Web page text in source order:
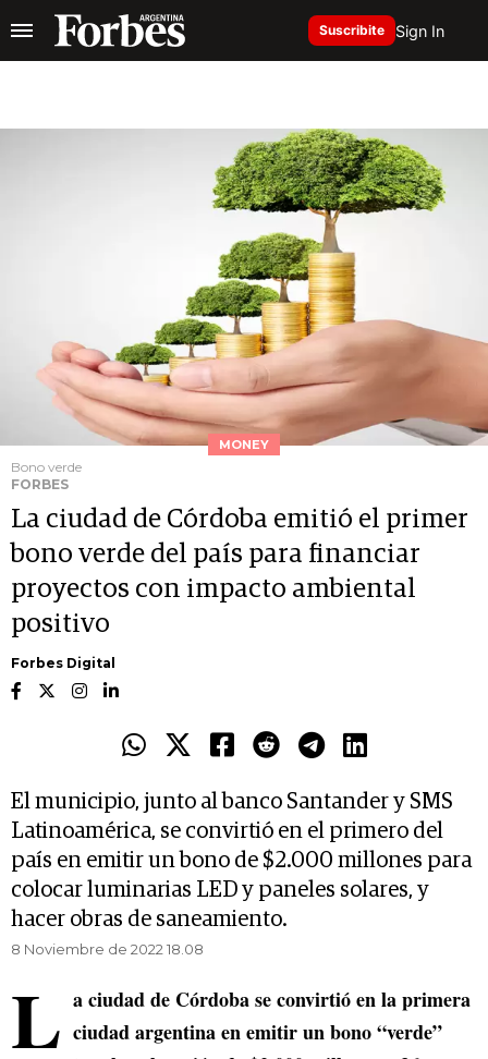
Suscribite Sign In
MONEY
Bono verde
FORBES
La ciudad de Córdoba emitió el primer
bono verde del país para financiar
proyectos con impacto ambiental
positivo
Forbes Digital
El municipio, junto al banco Santander y SMS
Latinoamérica, se convirtió en el primero del
país en emitir un bono de $2.000 millones para
colocar luminarias LED y paneles solares, y
hacer obras de saneamiento.
8 Noviembre de 2022 18.08
L a ciudad de Córdoba se convirtió en la primera
ciudad argentina en emitir un bono “verde”